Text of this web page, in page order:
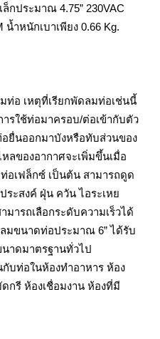
กประมาณ 4.75” 230VAC
น้ำหนักเบาเพียง 0.66 Kg.
ท่อ เหตุที่เรียกพัดลมท่อเช่นนี้
รใช้ท่อมาครอบ/ต่อเข้ากับตัว
ยื่นออกมาบังหรือทับส่วนของ
ลของอากาศจะเพิ่มขึ้นเมื่อ
อเฟล็กซ์ เป็นต้น สามารถดูด
ะสงค์ ฝุ่น ควัน ไอระเหย
ารถเลือกระดับความเร็วได้
มขนาดท่อประมาณ 6” ได้รับ
าดมาตรฐานทั่วไป
กับท่อในห้องทำอาหาร ห้อง
กรี ห้องเชื่อมงาน ห้องที่มี